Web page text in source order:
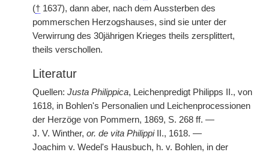
(† 1637), dann aber, nach dem Aussterben des
pommerschen Herzogshauses, sind sie unter der
Verwirrung des 30jährigen Krieges theils zersplittert,
theils verschollen.
Literatur
Quellen: Justa Philippica, Leichenpredigt Philipps II., von
1618, in Bohlen's Personalien und Leichenprocessionen
der Herzöge von Pommern, 1869, S. 268 ff. —
J. V. Winther, or. de vita PhilippiII., 1618. —
Joachim v. Wedel's Hausbuch, h. v. Bohlen, in der